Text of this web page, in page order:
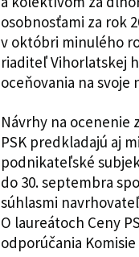
osobnosťami za rok
v októbri minulého
riaditeľ Vihorlatskej
oceňovania na svoje
Návrhy na ocenenie
PSK predkladajú aj
podnikateľské
do 30. septembra
súhlasmi
O laureátoch Ceny
odporúčania